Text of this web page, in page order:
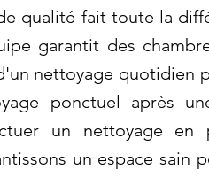
qualité fait toute la
garantit des
nettoyage
ponctuel après
un nettoyage
un espace sain